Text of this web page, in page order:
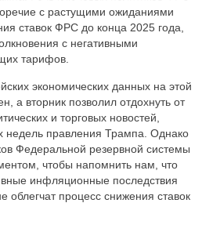
с растущими ожиданиями
ставок ФРС до конца 2025 года,
с негативными
тарифов.
экономических данных на этой
а вторник позволил отдохнуть от
и торговых новостей,
недель правления Трампа. Однако
Федеральной резервной системы
чтобы напомнить нам, что
инфляционные последствия
процесс снижения ставок